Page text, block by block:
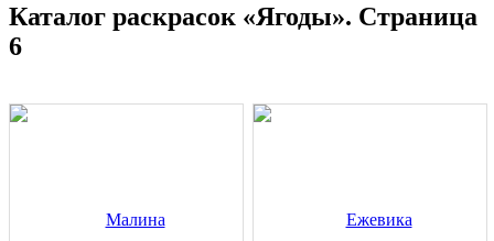
Каталог раскрасок «Ягоды». Страница
6